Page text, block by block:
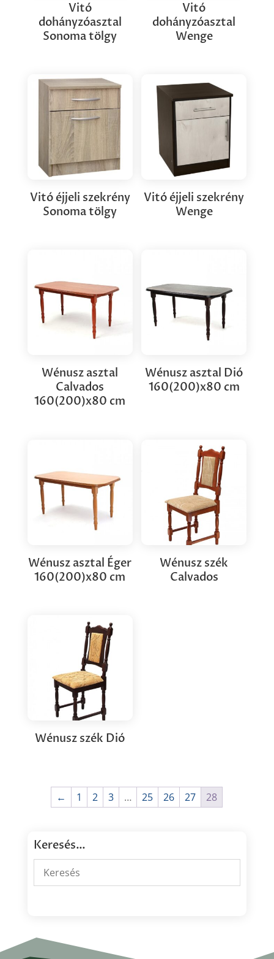
Vitó
dohányzóasztal
Sonoma tölgy
Vitó
dohányzóasztal
Wenge
Vitó éjjeli szekrény
Sonoma tölgy
Vitó éjjeli szekrény
Wenge
Wénusz asztal
Calvados
160(200)x80 cm
Wénusz asztal Dió
160(200)x80 cm
Wénusz asztal Éger
160(200)x80 cm
Wénusz szék
Calvados
Wénusz szék Dió
← 1 2 3 … 25 26 27 28
Keresés…